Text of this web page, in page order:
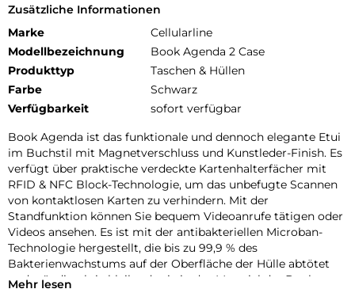
Zusätzliche Informationen
Marke
Cellularline
Modellbezeichnung
Book Agenda 2 Case
Produkttyp
Taschen & Hüllen
Farbe
Schwarz
Verfügbarkeit
sofort verfügbar
Book Agenda ist das funktionale und dennoch elegante Etui
im Buchstil mit Magnetverschluss und Kunstleder-Finish. Es
verfügt über praktische verdeckte Kartenhalterfächer mit
RFID & NFC Block-Technologie, um das unbefugte Scannen
von kontaktlosen Karten zu verhindern. Mit der
Standfunktion können Sie bequem Videoanrufe tätigen oder
Videos ansehen. Es ist mit der antibakteriellen Microban-
Technologie hergestellt, die bis zu 99,9 % des
Bakterienwachstums auf der Oberfläche der Hülle abtötet
und ständig aktiv bleibt, da sie in das Material der Book
Mehr lesen